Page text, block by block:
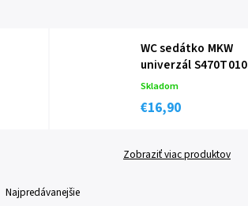
WC sedátko MKW
univerzál S470T010
Skladom
€16,90
Zobraziť viac produktov
Najpredávanejšie